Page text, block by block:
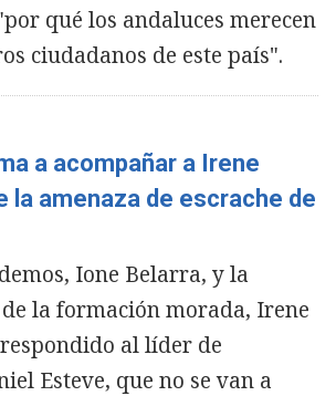
qué los andaluces merecen
ciudadanos de este país".
a acompañar a Irene
la amenaza de escrache de
Ione Belarra, y la
la formación morada, Irene
al líder de
Esteve, que no se van a